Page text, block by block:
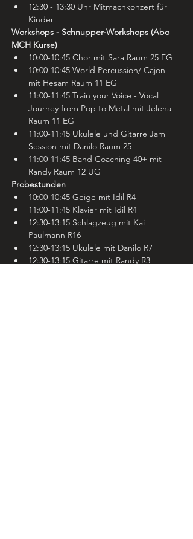
12:30 - 13:30 Uhr Mitmachkonzert für
Kinder
Workshops - Schnupper-Workshops (Abo
MCH Kurse)
10:00-10:45 Chor mit Sara Raum 25 EG
10:00-10:45 World Percussion/ Cajon
mit Hesam Raum 11 EG
11:00-11:45 Train your Voice - Vocal
Journey from Pop to Metal mit Jelena
Raum 11 EG
11:00-11:45 Ukulele und Gitarre Jam
Session mit Danilo Raum 25
11:00-11:45 Band Coaching 40+ mit
Randy Raum 12 UG
Probestunden
10:00-10:45 Geige mit Idil R4
11:00-11:45 Klavier mit Idil R4
12:30-13:15 Schlagzeug mit Kai
Paulmann R16
12:30-13:15 Ukulele mit Danilo R7
12:30-13:15 Gitarre mit Randy R3